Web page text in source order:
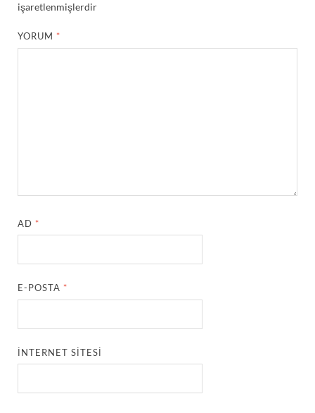
işaretlenmişlerdir
YORUM *
AD *
E-POSTA *
İNTERNET SITESI